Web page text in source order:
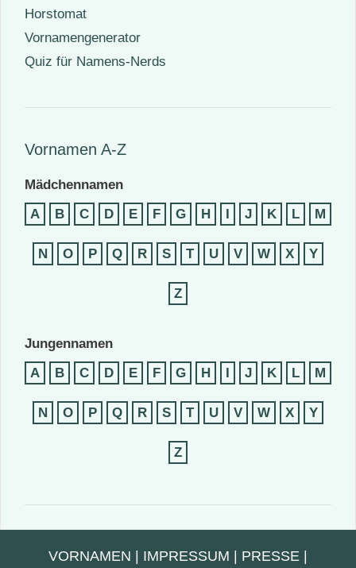
Horstomat
Vornamengenerator
Quiz für Namens-Nerds
Vornamen A-Z
Mädchennamen
A
B C D E F G H I J K L M
N O P Q R S T U V W X Y
Z
Jungennamen
A
B C D E F G H I J K L M
N O P Q R S T U V W X Y
Z
VORNAMEN | IMPRESSUM | PRESSE |